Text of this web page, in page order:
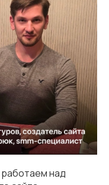
над